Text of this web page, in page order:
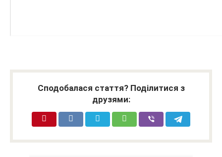
Сподобалася стаття? Поділитися з
друзями: